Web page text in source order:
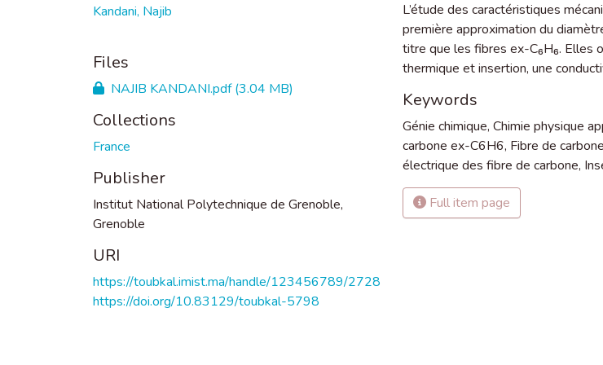
Kandani, Najib
Files
NAJIB KANDANI.pdf(3.04 MB)
Collections
France
Publisher
Institut National Polytechnique de Grenoble,
Grenoble
URI
https://toubkal.imist.ma/handle/123456789/2728
https://doi.org/10.83129/toubkal-5798
L’étude des caractéristiques
première approximation du
titre que les fibres ex-C₆H₆. Elles
thermique et insertion, une
Keywords
Génie chimique, Chimie physique
carbone ex-C6H6, Fibre de
électrique des fibre de carbone,
Full item page